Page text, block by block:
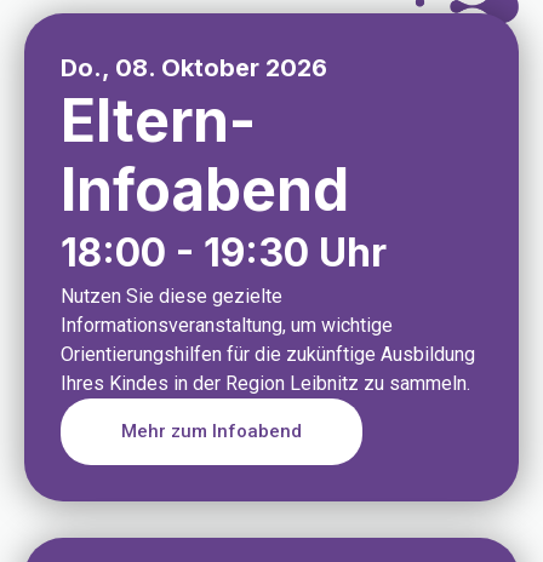
Do., 08. Oktober 2026
Eltern-
Infoabend
18:00 - 19:30 Uhr
Nutzen Sie diese gezielte
Informationsveranstaltung, um wichtige
Orientierungshilfen für die zukünftige Ausbildung
Ihres Kindes in der Region Leibnitz zu sammeln.
Mehr zum Infoabend